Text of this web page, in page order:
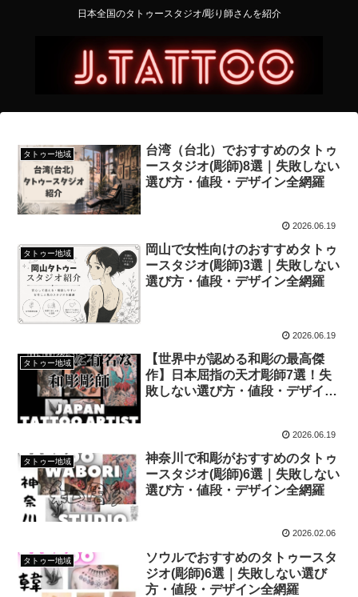
日本全国のタトゥースタジオ/彫り師さんを紹介
タトゥー地域
台湾（台北）でおすすめのタトゥ
ースタジオ(彫師)8選｜失敗しない
選び方・値段・デザイン全網羅
2026.06.19
タトゥー地域
岡山で女性向けのおすすめタトゥ
ースタジオ(彫師)3選｜失敗しない
選び方・値段・デザイン全網羅
2026.06.19
タトゥー地域
【世界中が認める和彫の最高傑
作】日本屈指の天才彫師7選！失
敗しない選び方・値段・デザイン
2026.06.19
タトゥー地域
神奈川で和彫がおすすめのタトゥ
ースタジオ(彫師)6選｜失敗しない
選び方・値段・デザイン全網羅
2026.02.06
タトゥー地域
ソウルでおすすめのタトゥースタ
ジオ(彫師)6選｜失敗しない選び
方・値段・デザイン全網羅